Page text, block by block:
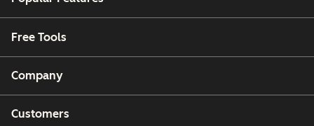
Free Tools
Company
Customers